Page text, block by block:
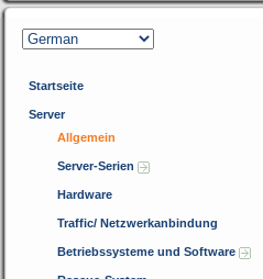
Startseite
Server
Allgemein
Server-Serien
Hardware
Traffic/ Netzwerkanbindung
Betriebssysteme und Software